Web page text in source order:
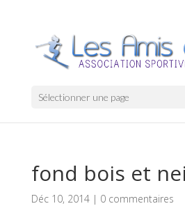
Sélectionner une page
fond bois et
Déc 10, 2014| 0 commentaires